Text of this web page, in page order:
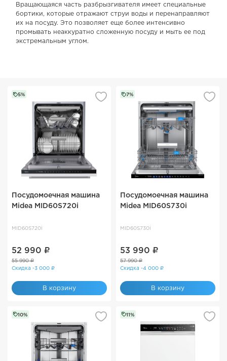
Вращающаяся часть разбрызгивателя имеет специальные
бортики, которые отражают струи воды и перенаправляют
их на посуду. Это позволяет еще более интенсивно
промывать неаккуратно сложенную посуду и мыть ее под
экстремальным углом.
5%
Посудомоечная машина
Midea MID60S720i
MID60S720i
52 990 ₽
55 990 ₽
Скидка -3 000 ₽
В корзину
7%
Посудомоечная машина
Midea MID60S730i
MID60S730i
53 990 ₽
57 990 ₽
Скидка -4 000 ₽
В корзину
10% 11%